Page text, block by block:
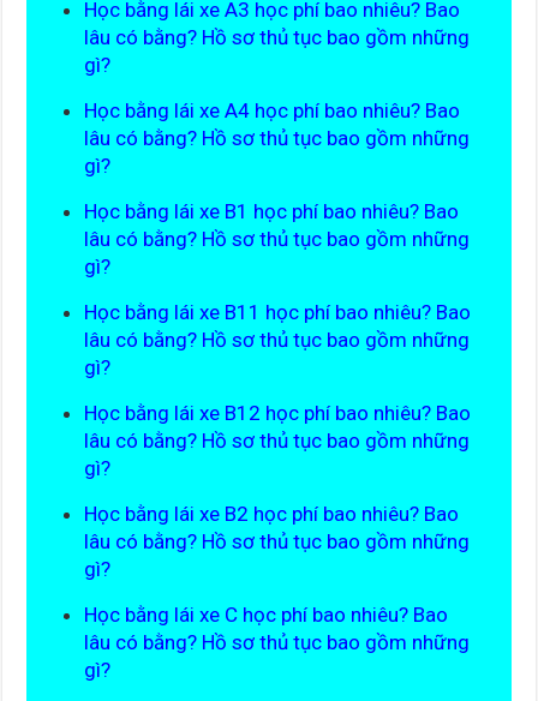
Học bằng lái xe A3 học phí bao nhiêu? Bao
lâu có bằng? Hồ sơ thủ tục bao gồm những
gì?
Học bằng lái xe A4 học phí bao nhiêu? Bao
lâu có bằng? Hồ sơ thủ tục bao gồm những
gì?
Học bằng lái xe B1 học phí bao nhiêu? Bao
lâu có bằng? Hồ sơ thủ tục bao gồm những
gì?
Học bằng lái xe B11 học phí bao nhiêu? Bao
lâu có bằng? Hồ sơ thủ tục bao gồm những
gì?
Học bằng lái xe B12 học phí bao nhiêu? Bao
lâu có bằng? Hồ sơ thủ tục bao gồm những
gì?
Học bằng lái xe B2 học phí bao nhiêu? Bao
lâu có bằng? Hồ sơ thủ tục bao gồm những
gì?
Học bằng lái xe C học phí bao nhiêu? Bao
lâu có bằng? Hồ sơ thủ tục bao gồm những
gì?